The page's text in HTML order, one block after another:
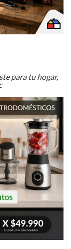
para tu hogar,